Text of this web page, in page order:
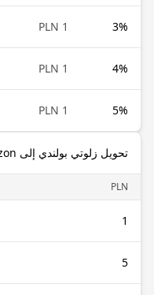
3%
1 PLN
4%
1 PLN
5%
1 PLN
تحويل زلوتي بولندي إلى Tezon
PLN
1
5